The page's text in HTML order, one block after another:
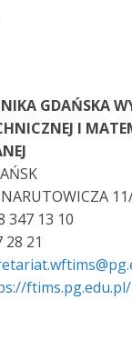
GDAŃSKA
I
347 13 10
28 21
ftims.pg.edu.pl/